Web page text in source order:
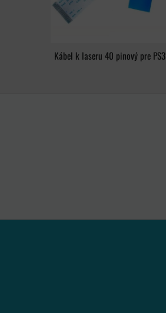
Kábel k laseru 40 pinový pre PS3